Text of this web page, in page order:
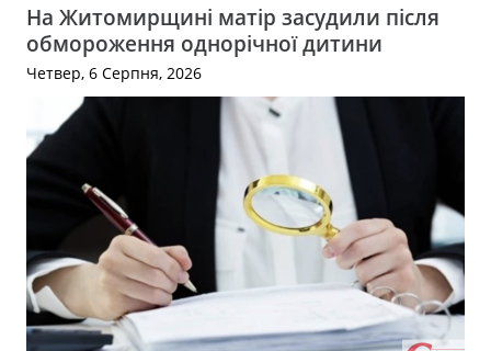
На Житомирщині матір засудили після
обмороження однорічної дитини
Четвер, 6 Серпня, 2026